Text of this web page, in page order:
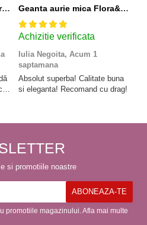
Geanta bej din piele naturala 8966 123 Geanta aurie mica Flora&CO Paris H6930 16
Achizitie verificata
Iulia Negoita, Acum 1
saptamana
Absolut superba! Calitate buna
si eleganta! Recomand cu drag!
si promotiile noastre
promotiile magazinului. Afla mai multe